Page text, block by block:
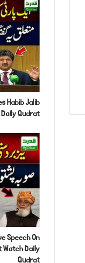
Habib Jalib
Qudrat
Speech On
Daily
Qudrat